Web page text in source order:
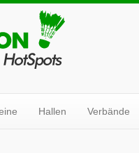
Hallen Verbände